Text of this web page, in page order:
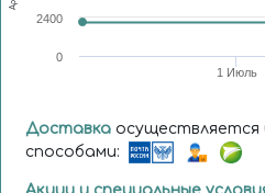
1 Июль
0
2400
Доставка осуществляется
способами: